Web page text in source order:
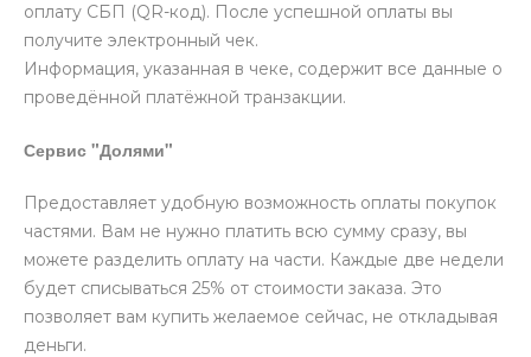
оплату СБП (QR-код). После успешной оплаты вы
получите электронный чек.
Информация, указанная в чеке, содержит все данные о
проведённой платёжной транзакции.
Сервис "Долями"
Предоставляет удобную возможность оплаты покупок
частями. Вам не нужно платить всю сумму сразу, вы
можете разделить оплату на части. Каждые две недели
будет списываться 25% от стоимости заказа. Это
позволяет вам купить желаемое сейчас, не откладывая
деньги.